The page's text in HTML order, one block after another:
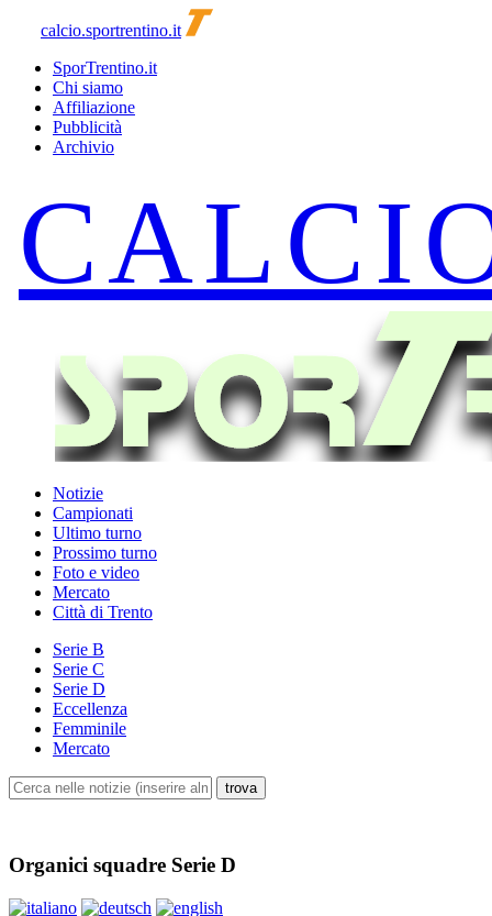
calcio.sportrentino.it
SporTrentino.it
Chi siamo
Affiliazione
Pubblicità
Archivio
Notizie
Campionati
Ultimo turno
Prossimo turno
Foto e video
Mercato
Città di Trento
Serie B
Serie C
Serie D
Eccellenza
Femminile
Mercato
Organici squadre Serie D